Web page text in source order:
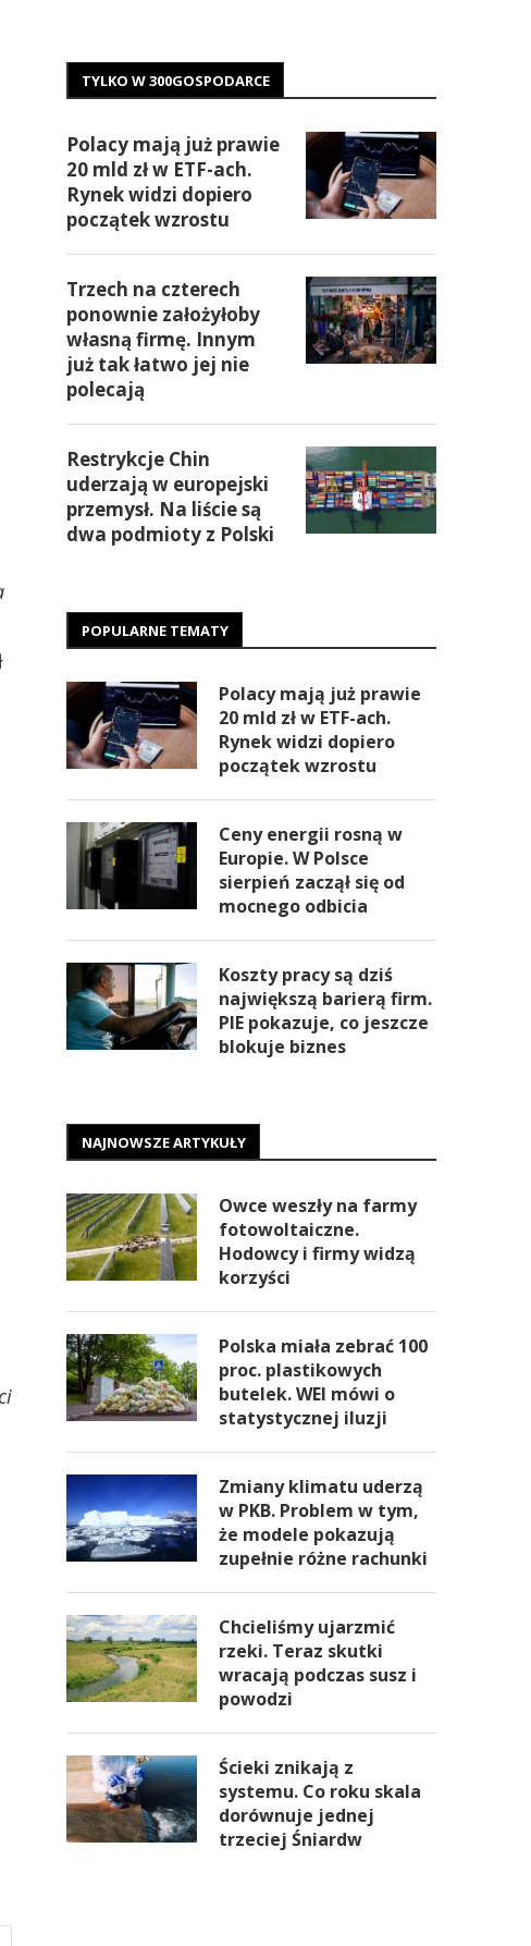
TYLKO W 300GOSPODARCE
Polacy mają już prawie
20 mld zł w ETF-ach.
Rynek widzi dopiero
początek wzrostu
Trzech na czterech
ponownie założyłoby
własną firmę. Innym
już tak łatwo jej nie
polecają
Restrykcje Chin
uderzają w europejski
przemysł. Na liście są
dwa podmioty z Polski
POPULARNE TEMATY
Polacy mają już prawie
20 mld zł w ETF-ach.
Rynek widzi dopiero
początek wzrostu
Ceny energii rosną w
Europie. W Polsce
sierpień zaczął się od
mocnego odbicia
Koszty pracy są dziś
największą barierą firm.
PIE pokazuje, co jeszcze
blokuje biznes
NAJNOWSZE ARTYKUŁY
Owce weszły na farmy
fotowoltaiczne.
Hodowcy i firmy widzą
korzyści
Polska miała zebrać 100
proc. plastikowych
butelek. WEI mówi o
statystycznej iluzji
Zmiany klimatu uderzą
w PKB. Problem w tym,
że modele pokazują
zupełnie różne rachunki
Chcieliśmy ujarzmić
rzeki. Teraz skutki
wracają podczas susz i
powodzi
Ścieki znikają z
systemu. Co roku skala
dorównuje jednej
trzeciej Śniardw